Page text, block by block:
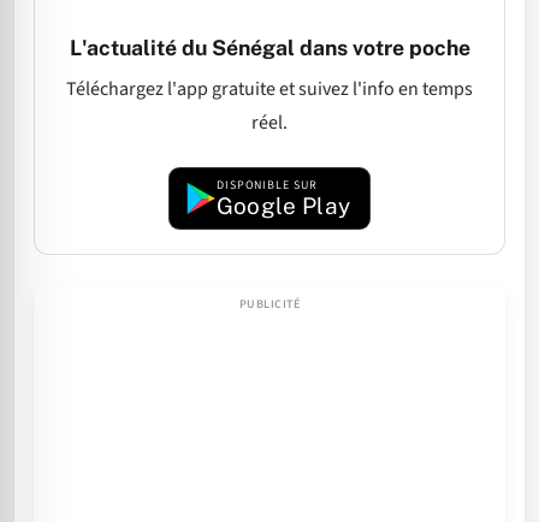
L'actualité du Sénégal dans votre poche
Téléchargez l'app gratuite et suivez l'info en temps
réel.
DISPONIBLE SUR
Google Play